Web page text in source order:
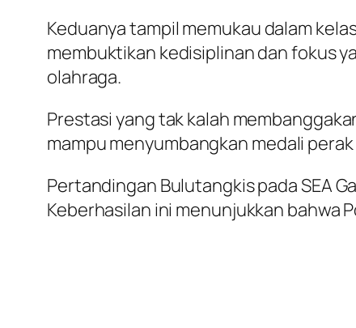
Keduanya tampil memukau dalam
membuktikan kedisiplinan dan fokus
olahraga.
Prestasi yang tak kalah
mampu menyumbangkan medali
Pertandingan Bulutangkis pada SEA
Keberhasilan ini menunjukkan bahwa